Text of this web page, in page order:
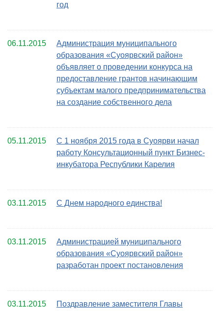
год
06.11.2015
Администрация муниципального
образования «Суоярвский район»
объявляет о проведении конкурса на
предоставление грантов начинающим
субъектам малого предпринимательства
на создание собственного дела
05.11.2015
С 1 ноября 2015 года в Суоярви начал
работу Консультационный пункт Бизнес-
инкубатора Республики Карелия
03.11.2015 C Днем народного единства!
03.11.2015
Администрацией муниципального
образования «Суоярвский район»
разработан проект постановления
03.11.2015 Поздравление заместителя Главы